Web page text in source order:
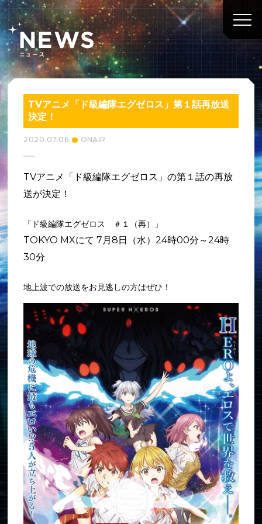
TVアニメ「ド級編隊エグゼロス」第１話再放送
決定！
2020.07.06 ONAIR
TVアニメ「ド級編隊エグゼロス」の第１話の再放
送が決定！
「ド級編隊エグゼロス ＃１（再）」
TOKYO MXにて 7月8日（水）24時00分～24時
30分
地上波での放送をお見逃しの方はぜひ！